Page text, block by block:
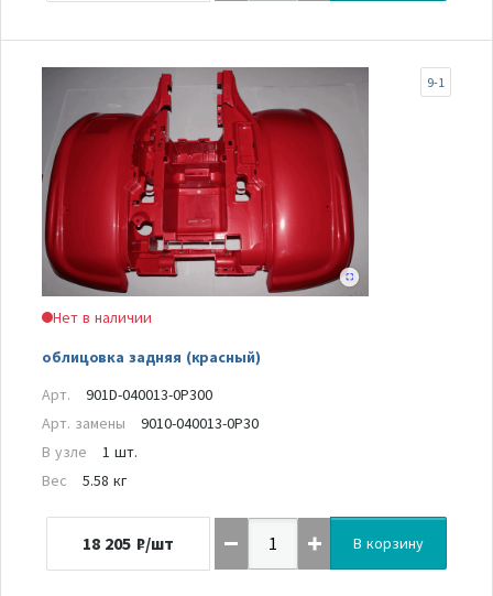
Нет в наличии
облицовка задняя (красный)
9-1
Арт.
901D-040013-0P300
Арт. замены
9010-040013-0P30
В узле
1 шт.
Вес
5.58 кг
18 205 ₽/шт В корзину